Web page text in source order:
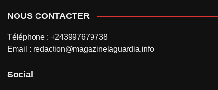
NOUS CONTACTER
Téléphone : +243997679738
Email : redaction@magazinelaguardia.info
Social